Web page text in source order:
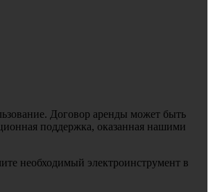
Договор аренды может быть
поддержка, оказанная нашими
необходимый электроинструмент в